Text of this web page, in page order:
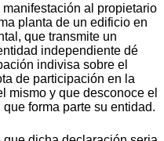
al propietario
planta de un edificio en
que transmite un
independiente dé
indivisa sobre el
de participación en la
mismo y que desconoce el
forma parte su entidad.